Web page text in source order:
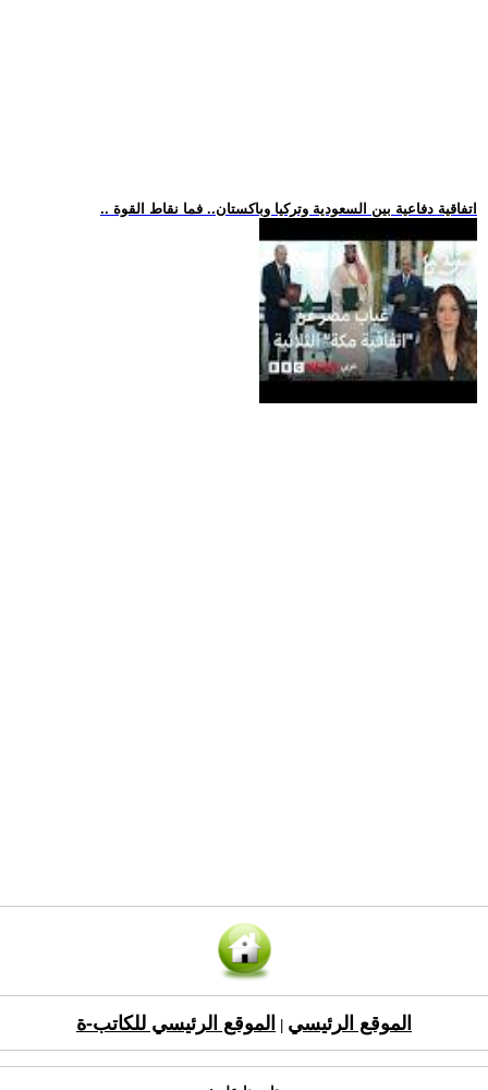
.. اتفاقية دفاعية بين السعودية وتركيا وباكستان.. فما نقاط القوة
الموقع الرئيسي الموقع الرئيسي للكاتب-ة